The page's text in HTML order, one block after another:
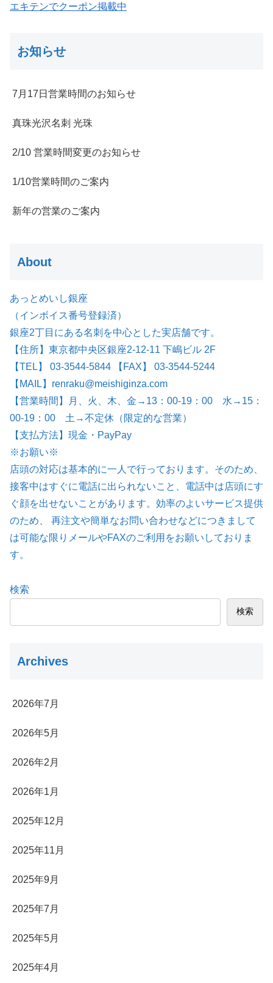
エキテンでクーポン掲載中
お知らせ
7月17日営業時間のお知らせ
真珠光沢名刺 光珠
2/10 営業時間変更のお知らせ
1/10営業時間のご案内
新年の営業のご案内
About
あっとめいし銀座
（インボイス番号登録済）
銀座2丁目にある名刺を中心とした実店舗です。
【住所】東京都中央区銀座2-12-11 下嶋ビル 2F
【TEL】 03-3544-5844 【FAX】 03-3544-5244
【MAIL】renraku@meishiginza.com
【営業時間】月、火、木、金→13：00-19：00 水→15：
00-19：00 土→不定休（限定的な営業）
【支払方法】現金・PayPay
※お願い※
店頭の対応は基本的に一人で行っております。そのため、
接客中はすぐに電話に出られないこと、電話中は店頭にす
ぐ顔を出せないことがあります。効率のよいサービス提供
のため、 再注文や簡単なお問い合わせなどにつきまして
は可能な限りメールやFAXのご利用をお願いしておりま
す。
検索
検索
Archives
2026年7月
2026年5月
2026年2月
2026年1月
2025年12月
2025年11月
2025年9月
2025年7月
2025年5月
2025年4月